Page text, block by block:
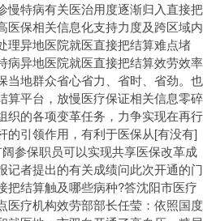
慢特病有关医治用度逐渐归入直接把
医保相关信息化支持力度及跨区域内
理异地医院就医直接把结算难点堵
病异地医院就医直接把结算效劳效率
当地群众省心省力、省时、省劲。也
算平台，放慢医疗保证相关信息零碎
织的各项变革任务，力争实现在再行
的引领作用，有利于医保从[有没有]
参保职员可以实现共享医保改革成
记者提出的有关成绩问此次开通的门
把结算触及哪些病种?答沈阳市医疗
医疗机构效劳部部长任莹：依照国度